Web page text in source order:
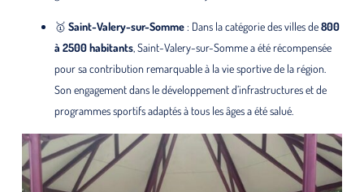
🥇 Saint-Valery-sur-Somme: Dans la catégorie des villes de800
à 2500 habitants, Saint-Valery-sur-Somme a été récompensée
pour sa contribution remarquable à la vie sportive de la région.
Son engagement dans le développement d’infrastructures et de
programmes sportifs adaptés à tous les âges a été salué.